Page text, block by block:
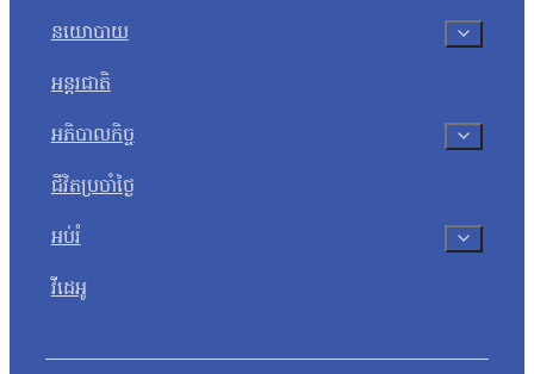
នយោបាយ
អន្តរជាតិ
អភិបាលកិច្ច
ជីវិតប្រចាំថ្ងៃ
អប់រំ
វីដេអូ